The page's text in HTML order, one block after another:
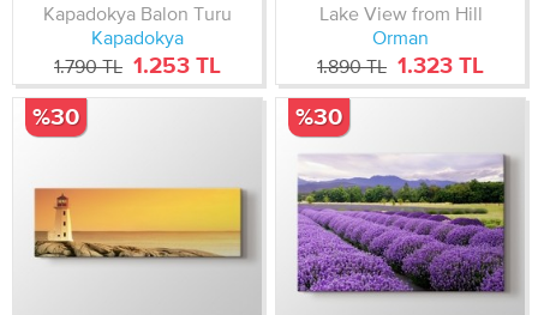
Kapadokya Balon Turu
Kapadokya
1.790 TL 1.253 TL
Lake View from Hill
Orman
1.890 TL 1.323 TL
%30 %30